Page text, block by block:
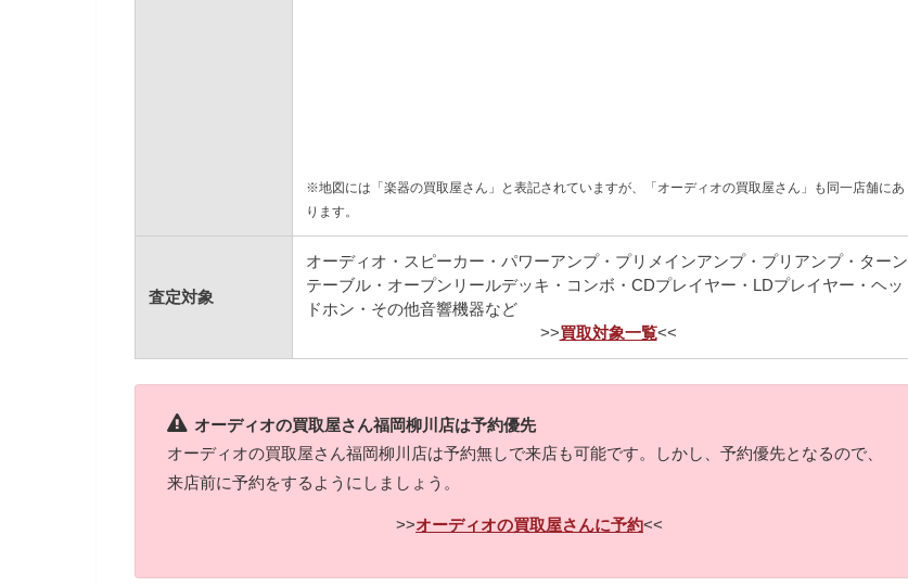
※地図には「楽器の買取屋さん」と表記されていますが、「オーディオの買取屋さん」も同一店舗にあ
ります。
査定対象
オーディオ・スピーカー・パワーアンプ・プリメインアンプ・プリアンプ・ターン
テーブル・オープンリールデッキ・コンボ・CDプレイヤー・LDプレイヤー・ヘッ
ドホン・その他音響機器など
>>買取対象一覧<<
オーディオの買取屋さん福岡柳川店は予約優先
オーディオの買取屋さん福岡柳川店は予約無しで来店も可能です。しかし、予約優先となるので、
来店前に予約をするようにしましょう。
>>オーディオの買取屋さんに予約<<